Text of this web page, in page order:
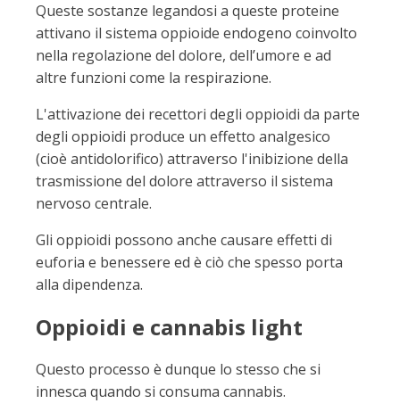
Queste sostanze legandosi a queste proteine
attivano il sistema oppioide endogeno coinvolto
nella regolazione del dolore, dell’umore e ad
altre funzioni come la respirazione.
L'attivazione dei recettori degli oppioidi da parte
degli oppioidi produce un effetto analgesico
(cioè antidolorifico) attraverso l'inibizione della
trasmissione del dolore attraverso il sistema
nervoso centrale.
Gli oppioidi possono anche causare effetti di
euforia e benessere ed è ciò che spesso porta
alla dipendenza.
Oppioidi e cannabis light
Questo processo è dunque lo stesso che si
innesca quando si consuma cannabis.